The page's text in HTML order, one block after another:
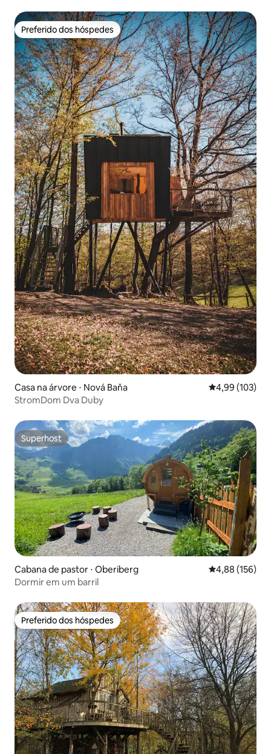
Preferido dos hóspedes
Preferido dos hóspedes
Casa na árvore ⋅ Nová Baňa 4,99 de uma
4,99 (103)
StromDom Dva Duby
Superhost
Superhost
Cabana de pastor ⋅ Oberiberg 4,88 de uma
4,88 (156)
Dormir em um barril
Preferido dos hóspedes
Preferido dos hóspedes